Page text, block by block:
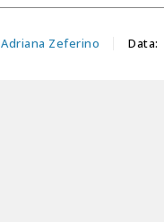
Adriana Zeferino Data: